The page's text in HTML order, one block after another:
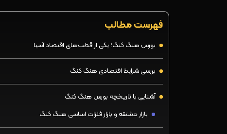
فهرست مطالب
بورس هنگ کنگ؛ یکی از قطب‌های اقتصاد آسیا
بررسی شرایط اقتصادی هنگ کنگ
آشنایی با تاریخچه بورس هنگ کنگ
بازار مشتقه و بازار فلزات اساسی هنگ کنگ